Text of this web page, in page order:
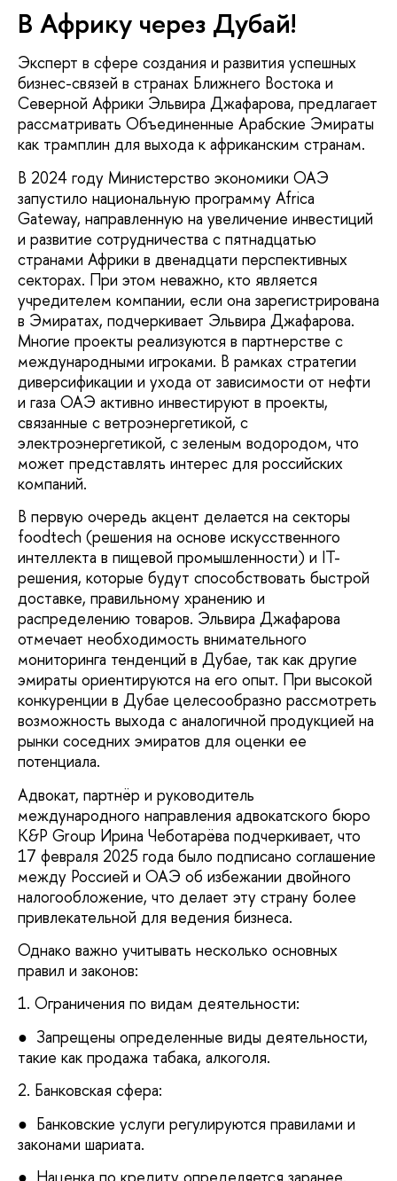
В Африку через Дубай!
Эксперт в сфере создания и развития успешных
бизнес-связей в странах Ближнего Востока и
Северной Африки Эльвира Джафарова, предлагает
рассматривать Объединенные Арабские Эмираты
как трамплин для выхода к африканским странам.
В 2024 году Министерство экономики ОАЭ
запустило национальную программу Africa
Gateway, направленную на увеличение инвестиций
и развитие сотрудничества с пятнадцатью
странами Африки в двенадцати перспективных
секторах. При этом неважно, кто является
учредителем компании, если она зарегистрирована
в Эмиратах, подчеркивает Эльвира Джафарова.
Многие проекты реализуются в партнерстве с
международными игроками. В рамках стратегии
диверсификации и ухода от зависимости от нефти
и газа ОАЭ активно инвестируют в проекты,
связанные с ветроэнергетикой, с
электроэнергетикой, с зеленым водородом, что
может представлять интерес для российских
компаний.
В первую очередь акцент делается на секторы
foodtech (решения на основе искусственного
интеллекта в пищевой промышленности) и IT-
решения, которые будут способствовать быстрой
доставке, правильному хранению и
распределению товаров. Эльвира Джафарова
отмечает необходимость внимательного
мониторинга тенденций в Дубае, так как другие
эмираты ориентируются на его опыт. При высокой
конкуренции в Дубае целесообразно рассмотреть
возможность выхода с аналогичной продукцией на
рынки соседних эмиратов для оценки ее
потенциала.
Адвокат, партнёр и руководитель
международного направления адвокатского бюро
K&P Group Ирина Чеботарёва подчеркивает, что
17 февраля 2025 года было подписано соглашение
между Россией и ОАЭ об избежании двойного
налогообложение, что делает эту страну более
привлекательной для ведения бизнеса.
Однако важно учитывать несколько основных
правил и законов:
1. Ограничения по видам деятельности:
● Запрещены определенные виды деятельности,
такие как продажа табака, алкоголя.
2. Банковская сфера:
● Банковские услуги регулируются правилами и
законами шариата.